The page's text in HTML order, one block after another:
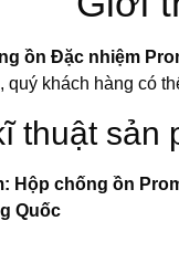
ồn Đặc nhiệm
quý khách hàng có
thuật sản
Hộp chống ồn
Quốc